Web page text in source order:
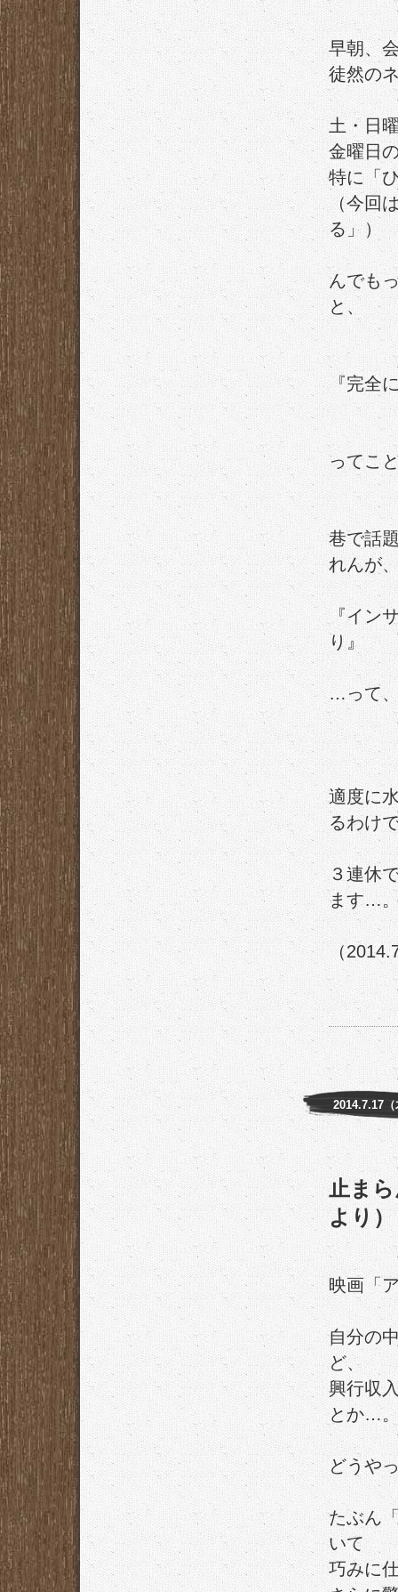
早朝、
徒然の
土・日
金曜日
特に「
（今回
る」）
んでも
と、
『完全
ってこ
巷で話
れんが
『イン
り』
…って
適度に
るわけ
３連休
ます…
（
2014.7.17（
止ま
より）
映画「
自分の
ど、
興行収
とか…
どうや
たぶん
いて
巧みに